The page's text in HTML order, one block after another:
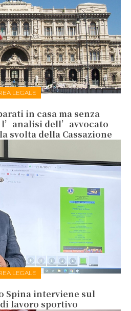
LEGALE
in casa ma senza
l’analisi dell’avvocato
svolta della Cassazione
LEGALE
Spina interviene sul
lavoro sportivo